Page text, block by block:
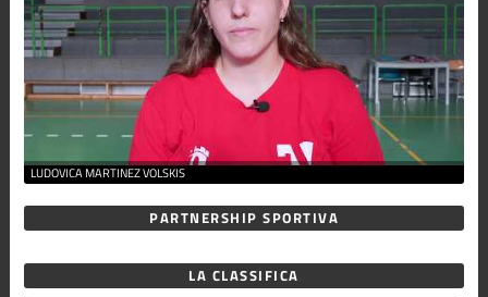
LUDOVICA MARTINEZ VOLSKIS
PARTNERSHIP SPORTIVA
LA CLASSIFICA